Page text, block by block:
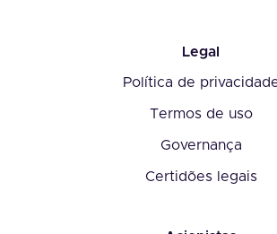
Legal
Política de
Termos de uso
Governança
Certidões legais